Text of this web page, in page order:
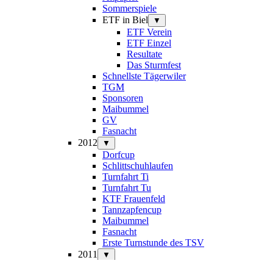
Sommerspiele
ETF in Biel
▼
ETF Verein
ETF Einzel
Resultate
Das Sturmfest
Schnellste Tägerwiler
TGM
Sponsoren
Maibummel
GV
Fasnacht
2012
▼
Dorfcup
Schlittschuhlaufen
Turnfahrt Ti
Turnfahrt Tu
KTF Frauenfeld
Tannzapfencup
Maibummel
Fasnacht
Erste Turnstunde des TSV
2011
▼